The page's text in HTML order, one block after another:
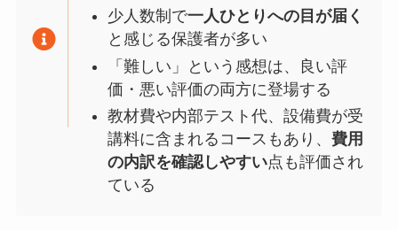
少人数制で一人ひとりへの目が届く
と感じる保護者が多い
「難しい」という感想は、良い評
価・悪い評価の両方に登場する
教材費や内部テスト代、設備費が受
講料に含まれるコースもあり、 費用
の内訳を確認しやすい点も評価され
ている